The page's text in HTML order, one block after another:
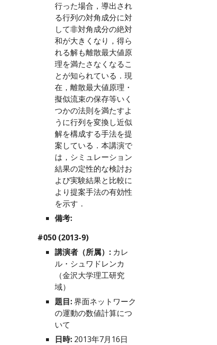
行った場合，導出され
る行列の対角成分に対
して非対角成分の絶対
和が大きくなり，得ら
れる解も離散最大値原
理を満たさなくなるこ
とが知られている．現
在，離散最大値原理・
擬似流束の保存等いく
つかの法則を満たすよ
うに行列を変換し近似
解を構成する手法を提
案している．本講演で
は，シミュレーション
結果の定性的な検討お
よび実験結果と比較に
より提案手法の有効性
を示す．
備考:
#050 (2013-9)
講演者（所属）: カレ
ル・シュワドレンカ
（金沢大学理工研究
域）
題目: 界面ネットワーク
の運動の数値計算につ
いて
日時: 2013年7月16日